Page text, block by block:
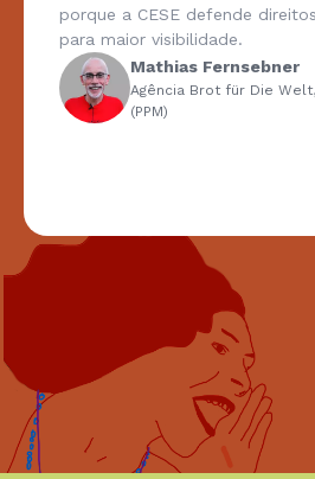
porque a CESE defende
para maior visibilidade.
Mathias Fernsebner
Agência Brot für Die
(PPM)